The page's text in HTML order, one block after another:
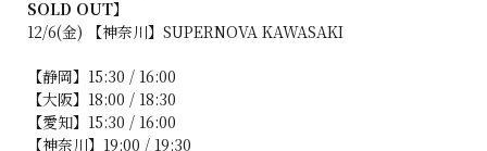
SOLD OUT】
12/6(金) 【神奈川】SUPERNOVA KAWASAKI
【静岡】15:30 / 16:00
【大阪】18:00 / 18:30
【愛知】15:30 / 16:00
【神奈川】19:00 / 19:30